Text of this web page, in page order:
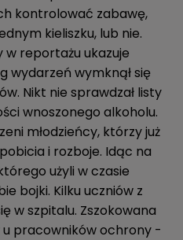
kontrolować zabawę,
kieliszku, lub nie.
reportażu ukazuje
wydarzeń wymknął się
Nikt nie sprawdzał listy
wnoszonego alkoholu.
młodzieńcy, którzy już
i rozboje. Idąc na
użyli w czasie
bojki. Kilku uczniów z
w szpitalu. Zszokowana
u pracowników ochrony -